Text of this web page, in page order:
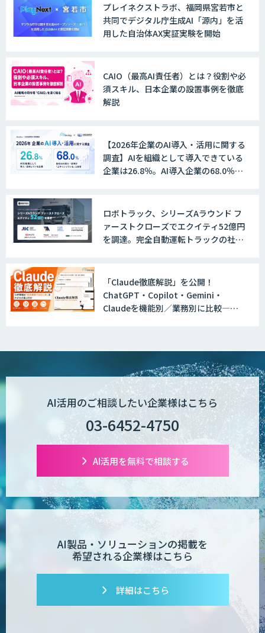
プレイネクストラボ、福岡県宮若市と
共同でデジタル庁生成AI「源内」を活
用した自治体AX実証実験を開始
CAIO（最高AI責任者）とは？役割や必
須スキル、日本企業の設置事例を徹底
解説
【2026年企業のAI導入・活用に関する
調査】AIを組織として導入できている
企業は26.8％。AI導入企業の68.0％
ロボトラック、シリーズAラウンド フ
ァーストクローズでエクイティ52億円
を調達。完全自動運転トラックの社会
「Claude徹底解説」を公開！
ChatGPT・Copilot・Gemini・
Claudeを機能別／業務別に比較―自
AI活用のご相談したい企業様はこちら
03-6452-4750
AI活用を無料で相談する
AI製品・ソリューションの掲載を
希望される企業様はこちら
詳細はこちら